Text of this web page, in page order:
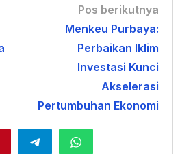
Pos berikutnya
Menkeu Purbaya:
Perbaikan Iklim
Investasi Kunci
Akselerasi
Pertumbuhan Ekonomi